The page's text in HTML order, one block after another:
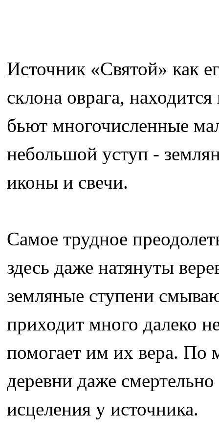
Источник «Святой» как
склона оврага,
бьют многочисленные
небольшой уступ -
иконы и свечи.
Самое трудное
здесь даже натянуты
земляные ступени
приходит много далеко
помогает им их вера. По
деревни даже
исцеления у источника.